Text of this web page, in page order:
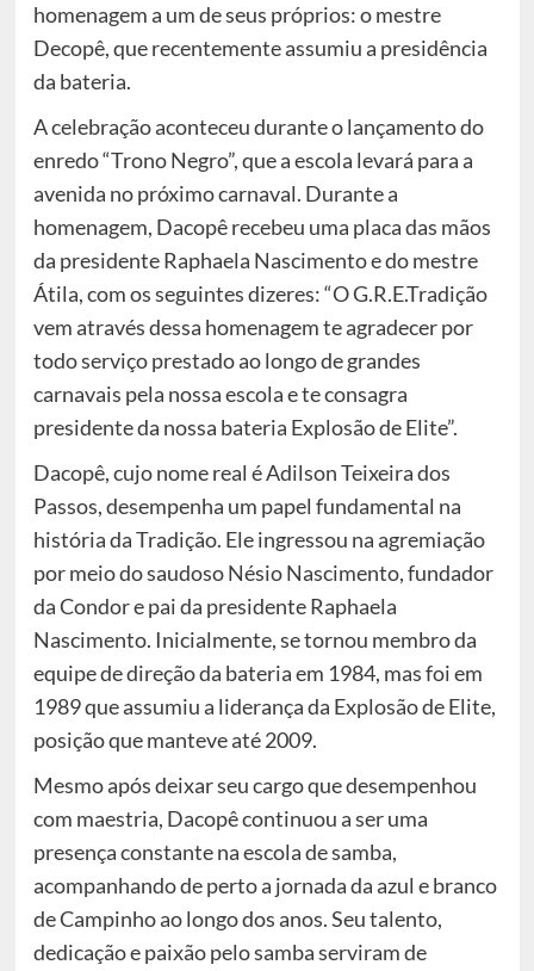
homenagem a um de seus próprios: o mestre
Decopê, que recentemente assumiu a presidência
da bateria.
A celebração aconteceu durante o lançamento do
enredo “Trono Negro”, que a escola levará para a
avenida no próximo carnaval. Durante a
homenagem, Dacopê recebeu uma placa das mãos
da presidente Raphaela Nascimento e do mestre
Átila, com os seguintes dizeres: “O G.R.E.Tradição
vem através dessa homenagem te agradecer por
todo serviço prestado ao longo de grandes
carnavais pela nossa escola e te consagra
presidente da nossa bateria Explosão de Elite”.
Dacopê, cujo nome real é Adilson Teixeira dos
Passos, desempenha um papel fundamental na
história da Tradição. Ele ingressou na agremiação
por meio do saudoso Nésio Nascimento, fundador
da Condor e pai da presidente Raphaela
Nascimento. Inicialmente, se tornou membro da
equipe de direção da bateria em 1984, mas foi em
1989 que assumiu a liderança da Explosão de Elite,
posição que manteve até 2009.
Mesmo após deixar seu cargo que desempenhou
com maestria, Dacopê continuou a ser uma
presença constante na escola de samba,
acompanhando de perto a jornada da azul e branco
de Campinho ao longo dos anos. Seu talento,
dedicação e paixão pelo samba serviram de